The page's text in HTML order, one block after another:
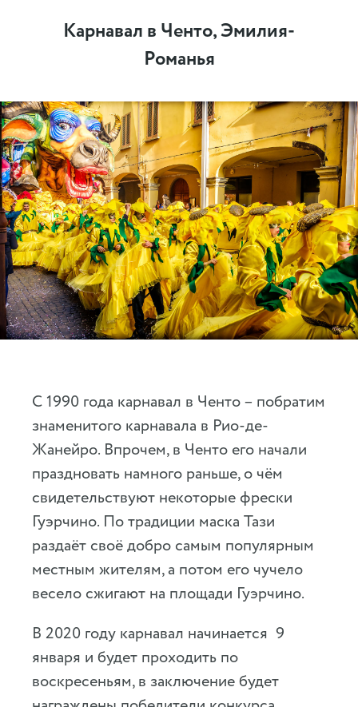
Карнавал в Ченто, Эмилия-
Романья
С 1990 года карнавал в Ченто – побратим
знаменитого карнавала в Рио-де-
Жанейро. Впрочем, в Ченто его начали
праздновать намного раньше, о чём
свидетельствуют некоторые фрески
Гуэрчино. По традиции маска Тази
раздаёт своё добро самым популярным
местным жителям, а потом его чучело
весело сжигают на площади Гуэрчино.
В 2020 году карнавал начинается 9
января и будет проходить по
воскресеньям, в заключение будет